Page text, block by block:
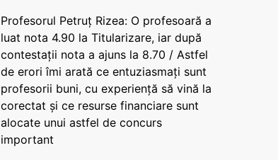
Profesorul Petruț Rizea: O profesoară a
luat nota 4.90 la Titularizare, iar după
contestații nota a ajuns la 8.70 / Astfel
de erori îmi arată ce entuziasmați sunt
profesorii buni, cu experiență să vină la
corectat și ce resurse financiare sunt
alocate unui astfel de concurs
important